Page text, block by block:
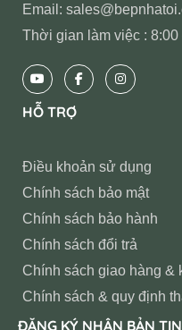
Email:
Thời gian làm việc : 8:00
HỖ TRỢ
Điều khoản sử dụng
Chính sách bảo mật
Chính sách bảo hành
Chính sách đổi trả
Chính sách giao hàng &
Chính sách & quy định
ĐĂNG KÝ NHẬN BẢN TIN